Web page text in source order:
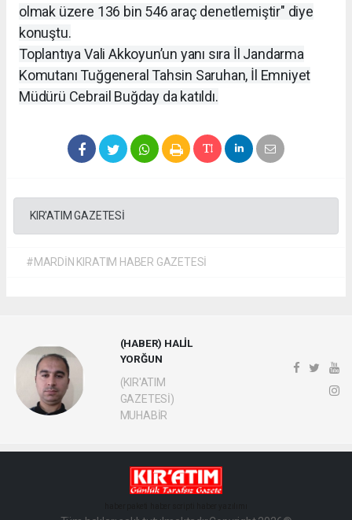
olmak üzere 136 bin 546 araç denetlemiştir" diye
konuştu.
Toplantıya Vali Akkoyun’un yanı sıra İl Jandarma
Komutanı Tuğgeneral Tahsin Saruhan, İl Emniyet
Müdürü Cebrail Buğday da katıldı.
KIR'ATIM GAZETESİ
#MARDİN KIRATIM HABER GAZETESİ
(HABER) HALİL
YORĞUN
(KIR'ATIM
GAZETESİ)
MUHABİR